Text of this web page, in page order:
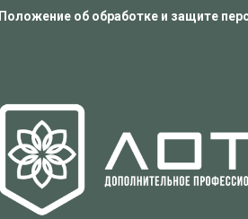
Положение об обработке и защите